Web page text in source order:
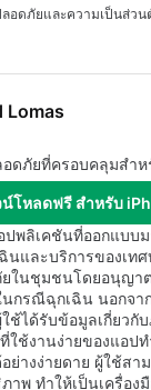
อดภัยและความเป็นส่วน
Lomas
ดภัยที่ครอบคลุมสำห
น์โหลดฟรี สำหรับ
ปพลิเคชันที่ออกแบบ
นและบริการของเท
ในชุมชนโดยอนุญา
นกรณีฉุกเฉิน นอกจ
ช้ได้รับข้อมูลเกี่ยวกั
ใช้งานง่ายของแอป
ย่างง่ายดาย ผู้ใช้สา
าพ ทำให้เป็นเครื่อง